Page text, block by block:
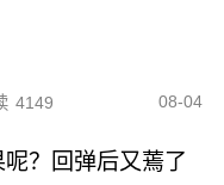
4149 08-04
？回弹后又蔫了